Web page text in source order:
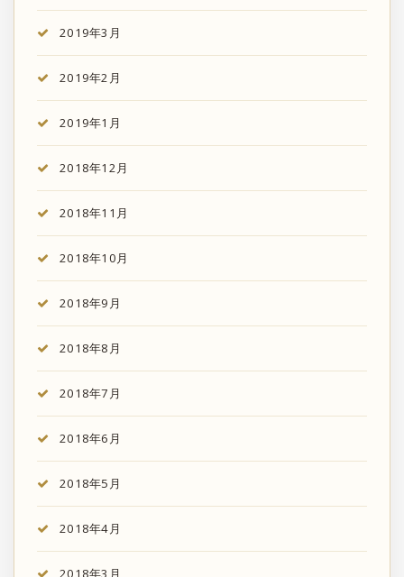
2019年3月
2019年2月
2019年1月
2018年12月
2018年11月
2018年10月
2018年9月
2018年8月
2018年7月
2018年6月
2018年5月
2018年4月
2018年3月